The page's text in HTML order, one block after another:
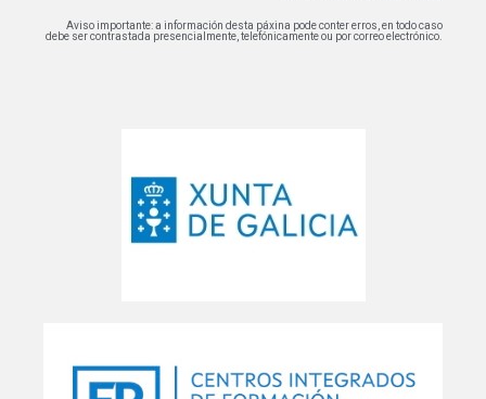
Aviso importante: a información desta páxina pode conter erros, en todo caso
debe ser contrastada presencialmente, telefónicamente ou por correo electrónico.